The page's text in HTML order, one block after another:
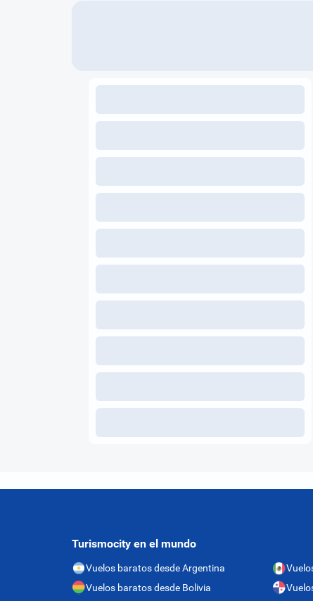
Turismocity en el mundo
Vuelos baratos desde Argentina
Vuelos baratos desde Bolivia